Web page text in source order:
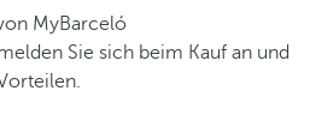
MyBarceló
Sie sich beim Kauf an und